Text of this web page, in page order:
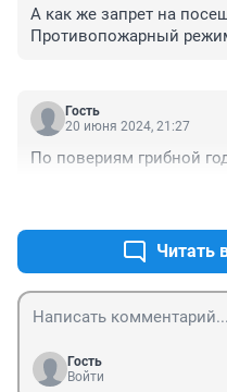
А как же запрет на
Противопожарный
Гость
20 июня 2024, 21:27
По повериям грибной
Читать
Гость
Войти